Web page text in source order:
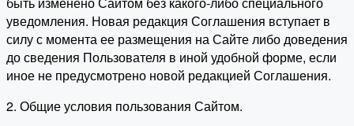
уведомления. Новая редакция Соглашения вступает в
силу с момента ее размещения на Сайте либо доведения
до сведения Пользователя в иной удобной форме, если
иное не предусмотрено новой редакцией Соглашения.
2. Общие условия пользования Сайтом.